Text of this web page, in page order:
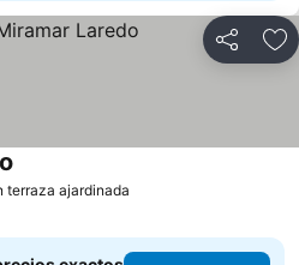
Compartir
terraza ajardinada